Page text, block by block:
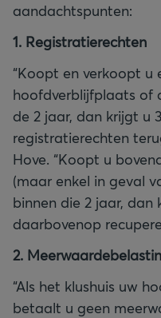
aandachtspunten:
1. Registratierechten
“Koopt en verkoopt u
hoofdverblijfplaats of
de 2 jaar, dan krijgt u
registratierechten
Hove. “Koopt u
(maar enkel in geval
binnen die 2 jaar, dan
daarbovenop
2.
“Als het klushuis uw
betaalt u geen